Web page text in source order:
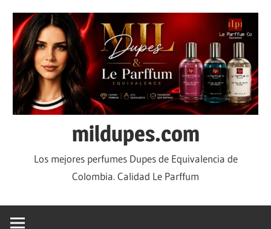
mildupes.com
Los mejores perfumes Dupes de Equivalencia de
Colombia. Calidad Le Parffum